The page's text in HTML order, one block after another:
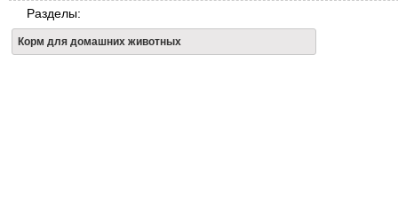
Разделы:
Корм для домашних животных